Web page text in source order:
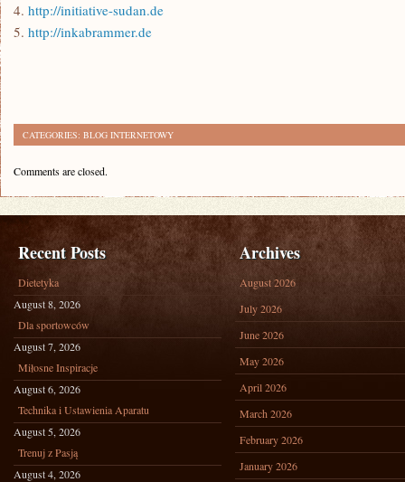
4. http://initiative-sudan.de
5. http://inkabrammer.de
CATEGORIES: BLOG INTERNETOWY
Comments are closed.
Recent Posts
Dietetyka
August 8, 2026
Dla sportowców
August 7, 2026
Miłosne Inspiracje
August 6, 2026
Technika i Ustawienia Aparatu
August 5, 2026
Trenuj z Pasją
August 4, 2026
Archives
August 2026
July 2026
June 2026
May 2026
April 2026
March 2026
February 2026
January 2026